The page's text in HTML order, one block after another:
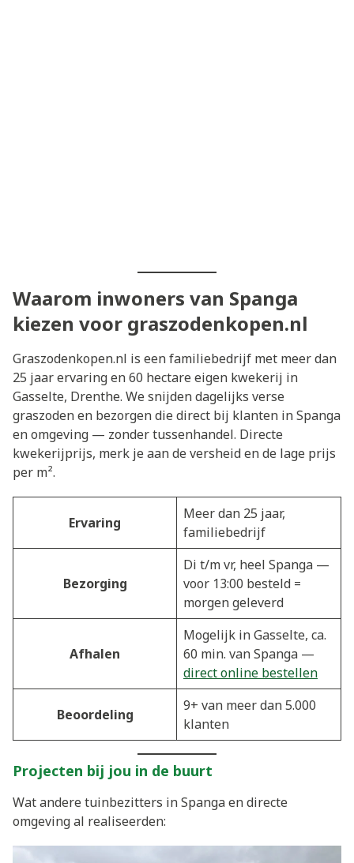
Waarom inwoners van Spanga
kiezen voor graszodenkopen.nl
Graszodenkopen.nl is een familiebedrijf met meer dan
25 jaar ervaring en 60 hectare eigen kwekerij in
Gasselte, Drenthe. We snijden dagelijks verse
graszoden en bezorgen die direct bij klanten in Spanga
en omgeving — zonder tussenhandel. Directe
kwekerijprijs, merk je aan de versheid en de lage prijs
per m².
Ervaring
Meer dan 25 jaar,
familiebedrijf
Bezorging
Di t/m vr, heel Spanga —
voor 13:00 besteld =
morgen geleverd
Afhalen
Mogelijk in Gasselte, ca.
60 min. van Spanga —
direct online bestellen
Beoordeling
9+ van meer dan 5.000
klanten
Projecten bij jou in de buurt
Wat andere tuinbezitters in Spanga en directe
omgeving al realiseerden: